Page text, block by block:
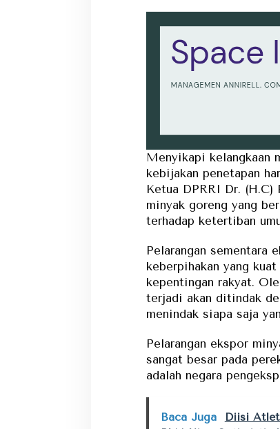
Menyikapi kelangkaan
kebijakan penetapan
Ketua DPRRI Dr. (H.C)
minyak goreng yang
terhadap ketertiban
Pelarangan sementara
keberpihakan yang
kepentingan rakyat.
terjadi akan ditindak
menindak siapa saja
Pelarangan ekspor
sangat besar pada
adalah negara
Baca Juga
Diisi